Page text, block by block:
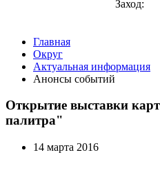
Заход:
Главная
Округ
Актуальная информация
Анонсы событий
Открытие выставки
палитра"
14 марта 2016